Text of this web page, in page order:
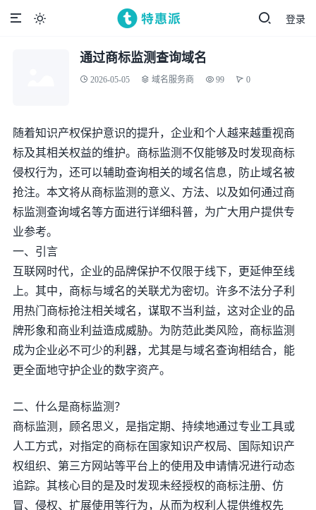
登录

通过商标监测查询域名
2026-05-05 域名服务商 99 0
随着知识产权保护意识的提升，企业和个人越来越重视商
标及其相关权益的维护。商标监测不仅能够及时发现商标
侵权行为，还可以辅助查询相关的域名信息，防止域名被
抢注。本文将从商标监测的意义、方法、以及如何通过商
标监测查询域名等方面进行详细科普，为广大用户提供专
业参考。
一、引言
互联网时代，企业的品牌保护不仅限于线下，更延伸至线
上。其中，商标与域名的关联尤为密切。许多不法分子利
用热门商标抢注相关域名，谋取不当利益，这对企业的品
牌形象和商业利益造成威胁。为防范此类风险，商标监测
成为企业必不可少的利器，尤其是与域名查询相结合，能
更全面地守护企业的数字资产。
二、什么是商标监测？
商标监测，顾名思义，是指定期、持续地通过专业工具或
人工方式，对指定的商标在国家知识产权局、国际知识产
权组织、第三方网站等平台上的使用及申请情况进行动态
追踪。其核心目的是及时发现未经授权的商标注册、仿
冒、侵权、扩展使用等行为，从而为权利人提供维权先